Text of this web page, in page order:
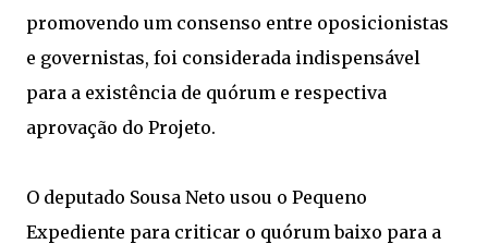
promovendo um consenso entre oposicionistas
e governistas, foi considerada indispensável
para a existência de quórum e respectiva
aprovação do Projeto.
O deputado Sousa Neto usou o Pequeno
Expediente para criticar o quórum baixo para a